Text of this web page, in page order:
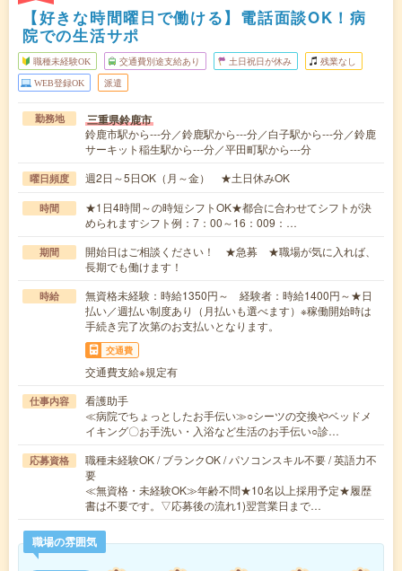
【好きな時間曜日で働ける】電話面談OK！病
院での生活サポ
職種未経験OK 交通費別途支給あり 土日祝日が休み 残業なし
WEB登録OK 派遣
勤務地 三重県鈴鹿市
鈴鹿市駅から---分／鈴鹿駅から---分／白子駅から---分／鈴鹿
サーキット稲生駅から---分／平田町駅から---分
曜日頻度 週2日～5日OK（月～金） ★土日休みOK
時間
★1日4時間～の時短シフトOK★都合に合わせてシフトが決
められますシフト例：7：00～16：009：…
期間
開始日はご相談ください！ ★急募 ★職場が気に入れば、
長期でも働けます！
時給
無資格未経験：時給1350円～ 経験者：時給1400円～★日
払い／週払い制度あり（月払いも選べます）※稼働開始時は
手続き完了次第のお支払いとなります。
交通費
交通費支給※規定有
仕事内容
看護助手
≪病院でちょっとしたお手伝い≫○シーツの交換やベッドメ
イキング〇お手洗い・入浴など生活のお手伝い○診…
応募資格
職種未経験OK / ブランクOK / パソコンスキル不要 / 英語力不
要
≪無資格・未経験OK≫年齢不問★10名以上採用予定★履歴
書は不要です。▽応募後の流れ1)翌営業日まで…
職場の雰囲気